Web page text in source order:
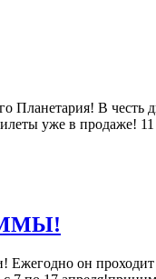
Планетария! В честь
уже в продаже! 11
он